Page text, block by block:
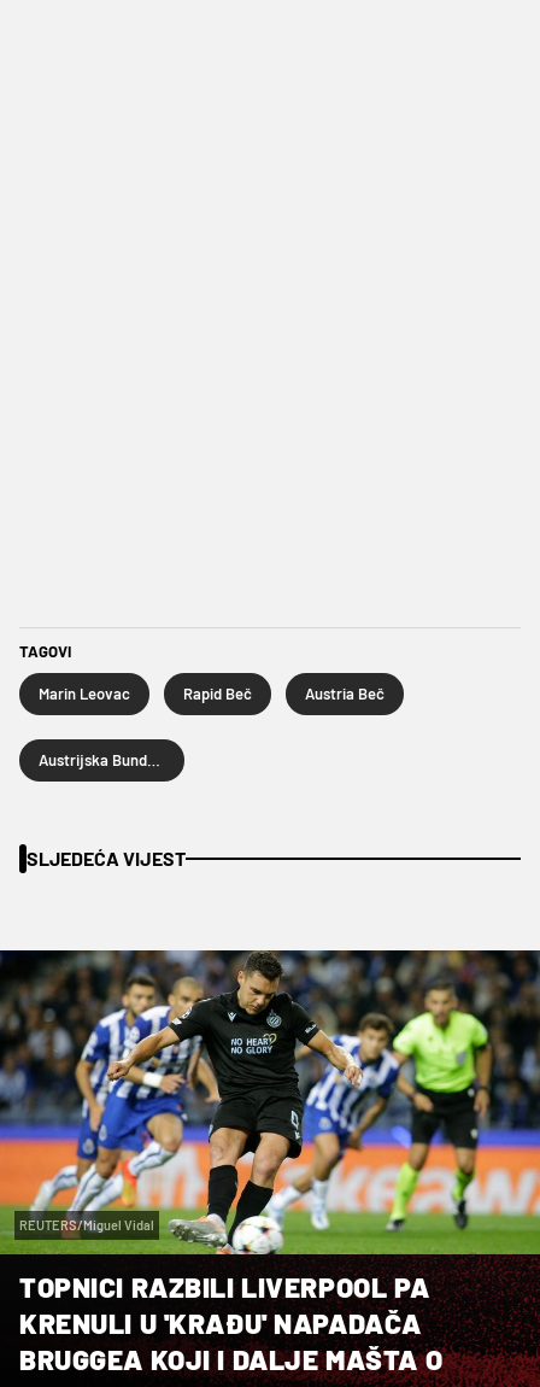
TAGOVI
Marin Leovac Rapid Beč Austria Beč
SLJEDEĆA VIJEST
REUTERS/Miguel Vidal
TOPNICI RAZBILI LIVERPOOL PA
KRENULI U 'KRAĐU' NAPADAČA
BRUGGEA KOJI I DALJE MAŠTA O